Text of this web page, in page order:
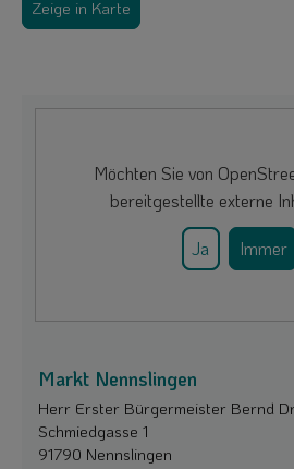
Zeige in Karte
Möchten Sie von
bereitgestellte externe
Ja Immer
Markt Nennslingen
Herr Erster Bürgermeister Bernd
Schmiedgasse 1
91790 Nennslingen